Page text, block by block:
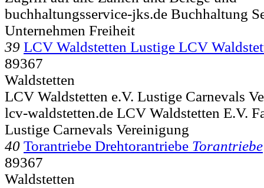
buchhaltungsservice-jks.de Buchhaltung
Unternehmen Freiheit
39 LCV Waldstetten Lustige LCV
89367
Waldstetten
LCV Waldstetten e.V. Lustige Carnevals
lcv-waldstetten.de LCV Waldstetten E.V.
Lustige Carnevals Vereinigung
40 Torantriebe Drehtorantriebe Torantriebe
89367
Waldstetten